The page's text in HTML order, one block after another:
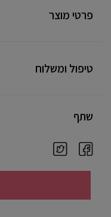
פרטי מוצר
טיפול ומשלוח
שתף